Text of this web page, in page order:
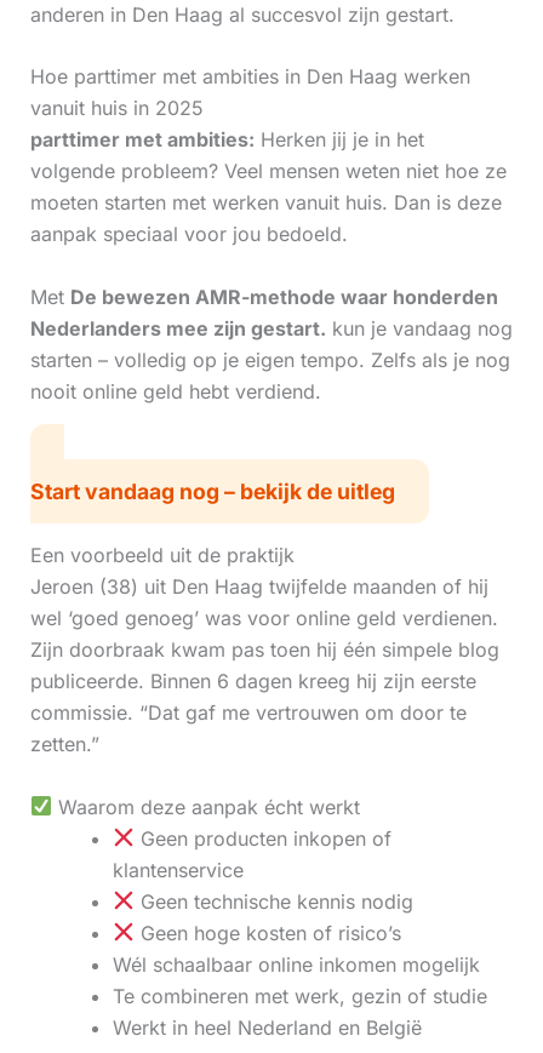
anderen in Den Haag al succesvol zijn gestart.
Hoe parttimer met ambities in Den Haag werken
vanuit huis in 2025
parttimer met ambities: Herken jij je in het
volgende probleem? Veel mensen weten niet hoe ze
moeten starten met werken vanuit huis. Dan is deze
aanpak speciaal voor jou bedoeld.
Met De bewezen AMR-methode waar honderden
Nederlanders mee zijn gestart. kun je vandaag nog
starten – volledig op je eigen tempo. Zelfs als je nog
nooit online geld hebt verdiend.
Start vandaag nog – bekijk de uitleg
Een voorbeeld uit de praktijk
Jeroen (38) uit Den Haag twijfelde maanden of hij
wel ‘goed genoeg’ was voor online geld verdienen.
Zijn doorbraak kwam pas toen hij één simpele blog
publiceerde. Binnen 6 dagen kreeg hij zijn eerste
commissie. “Dat gaf me vertrouwen om door te
zetten.”
Waarom deze aanpak écht werkt
Geen producten inkopen of
klantenservice
Geen technische kennis nodig
Geen hoge kosten of risico’s
Wél schaalbaar online inkomen mogelijk
Te combineren met werk, gezin of studie
Werkt in heel Nederland en België